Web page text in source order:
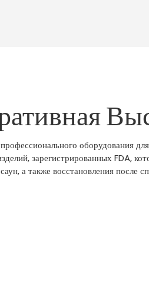
зарегистрированных FDA,
а также восстановления после